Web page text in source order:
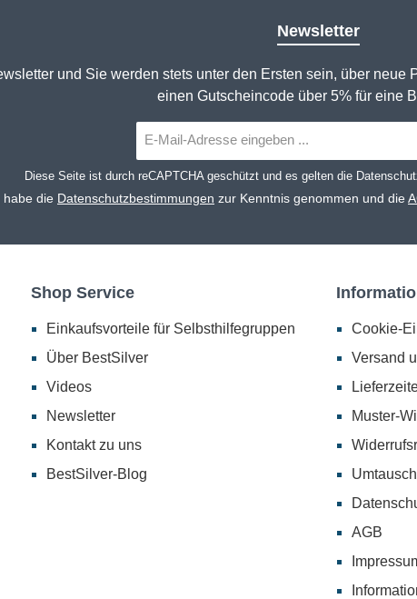
Newsletter
und Sie werden stets unter den Ersten sein, über
einen Gutscheincode über 5% für eine
Mail-
Adresse*
Diese Seite ist durch reCAPTCHA geschützt und es gelten die
habe die Datenschutzbestimmungen zur Kenntnis genommen und die
Shop Service
Einkaufsvorteile für Selbsthilfegruppen
Über BestSilver
Videos
Newsletter
Kontakt zu uns
BestSilver-Blog
Cookie-
Versand
Muster-
AGB